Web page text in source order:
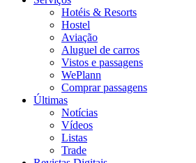
Hotéis & Resorts
Hostel
Aviação
Aluguel de carros
Vistos e passagens
WePlann
Comprar passagens
Últimas
Notícias
Vídeos
Listas
Trade